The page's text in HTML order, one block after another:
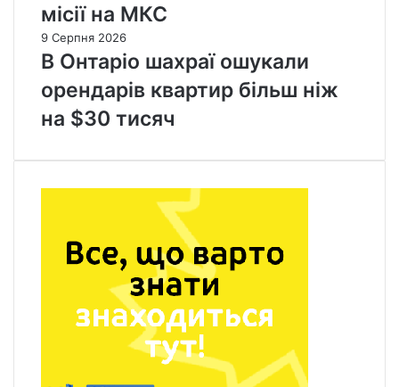
місії на МКС
9 Серпня 2026
В Онтаріо шахраї ошукали
орендарів квартир більш ніж
на $30 тисяч